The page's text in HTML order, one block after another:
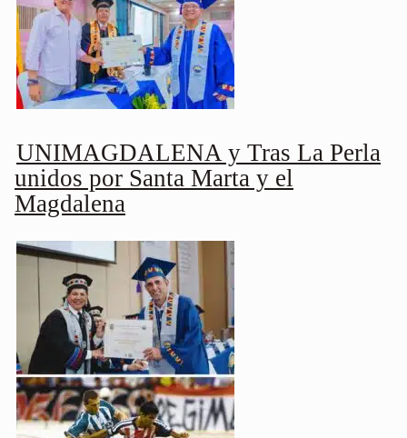
UNIMAGDALENA y Tras La Perla
unidos por Santa Marta y el
Magdalena